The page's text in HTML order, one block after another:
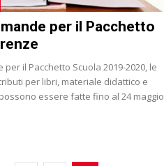
per il Pacchetto
il Pacchetto Scuola 2019-2020, le
per libri, materiale didattico e
essere fatte fino al 24 maggio